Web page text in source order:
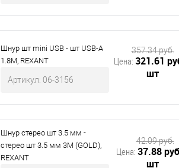
Шнур шт mini USB - шт USB-A
1.8M, REXANT
Артикул: 06-3156
Цена: 321.61
шт
357.34 руб.
Шнур стерео шт 3.5 мм -
стерео шт 3.5 мм 3М (GOLD),
REXANT
Цена: 37.88
шт
42.09 руб.